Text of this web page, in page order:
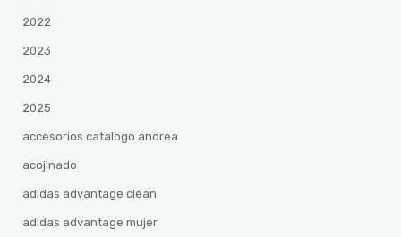
2022
2023
2024
2025
accesorios catalogo andrea
acojinado
adidas advantage clean
adidas advantage mujer